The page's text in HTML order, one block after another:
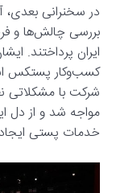
در سخنرانی
بررسی چالش‌ها
ایران پرداختند.
کسب‌وکار پستکس
مواجه شد و از دل
خدمات پستی